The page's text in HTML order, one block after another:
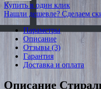
Купить в один клик
Нашли дешевле? Сделаем
Параметры
Описание
Отзывы (3)
Гарантия
Доставка и оплата
Описание